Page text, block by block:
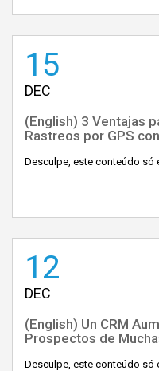
15
DEC
(English) 3 Ventajas
Rastreos por GPS
Desculpe, este conteúdo só
12
DEC
(English) Un CRM
Prospectos de
Desculpe, este conteúdo só